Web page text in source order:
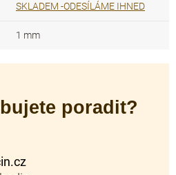
SKLADEM -ODESÍLÁME IHNED
1 mm
poradit?